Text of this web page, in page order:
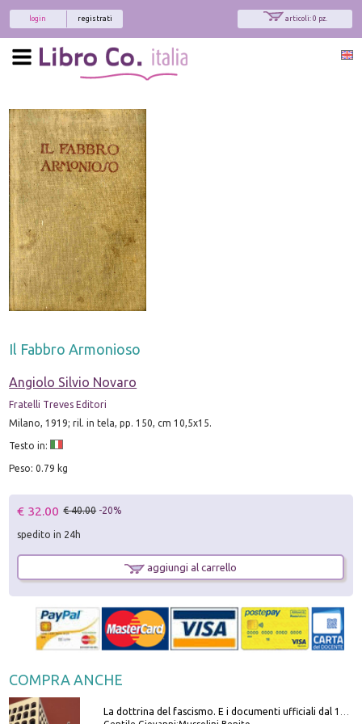
articoli: 0 pz.
registrati
login
Il Fabbro Armonioso
Angiolo Silvio Novaro
Fratelli Treves Editori
Milano, 1919; ril. in tela, pp. 150, cm 10,5x15.
Testo in:
Peso: 0.79 kg
€ 32.00 € 40.00 -20%
spedito in 24h
aggiungi al carrello
COMPRA ANCHE